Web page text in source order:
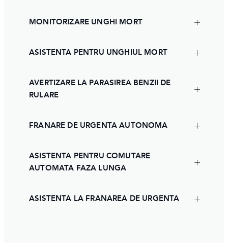
MONITORIZARE UNGHI MORT
ASISTENTA PENTRU UNGHIUL MORT
AVERTIZARE LA PARASIREA BENZII DE
RULARE
FRANARE DE URGENTA AUTONOMA
ASISTENTA PENTRU COMUTARE
AUTOMATA FAZA LUNGA
ASISTENTA LA FRANAREA DE URGENTA